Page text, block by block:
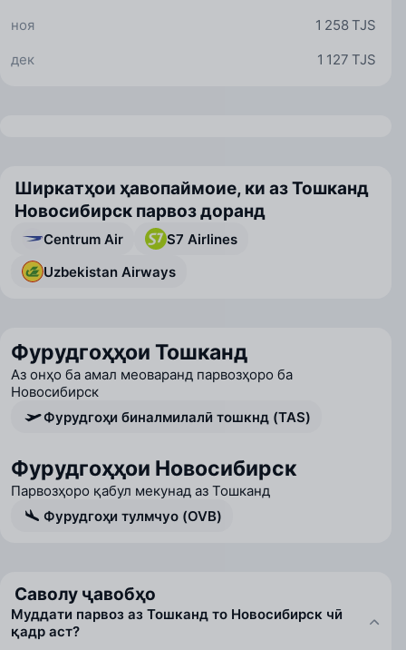
1 258 TJS
ноя
1 127 TJS
дек
Ширкатҳои ҳавопаймоие, ки аз Тошканд
Новосибирск парвоз доранд
Centrum Air
S7 Airlines
Uzbekistan Airways
Фурудгоҳҳои Тошканд
Аз онҳо ба амал меоваранд парвозҳоро ба
Новосибирск
Фурудгоҳи биналмилалӣ тошкнд (TAS)
Фурудгоҳҳои Новосибирск
Парвозҳоро қабул мекунад аз Тошканд
Фурудгоҳи тулмчуо (OVB)
Саволу ҷавобҳо
Муддати парвоз аз Тошканд то Новосибирск чӣ
қадр аст?